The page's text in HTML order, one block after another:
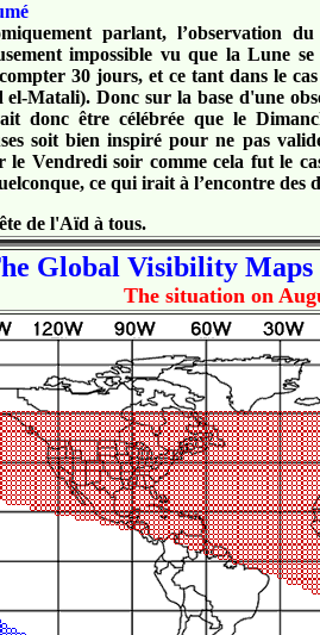
parlant, l’observation
impossible vu que la Lune
30 jours, et ce tant dans le
el-Matali). Donc sur la base d'une
donc être célébrée que le
soit bien inspiré pour ne pas
le Vendredi soir comme cela fut le
ce qui irait à l’encontre des
de l'Aïd à tous.
Global Visibility Maps
The situation on